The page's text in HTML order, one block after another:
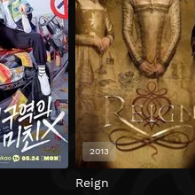
Reign
2013